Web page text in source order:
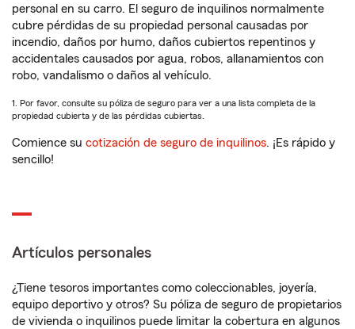
personal en su carro. El seguro de inquilinos normalmente
cubre pérdidas de su propiedad personal causadas por
incendio, daños por humo, daños cubiertos repentinos y
accidentales causados por agua, robos, allanamientos con
robo, vandalismo o daños al vehículo.
1. Por favor, consulte su póliza de seguro para ver a una lista completa de la
propiedad cubierta y de las pérdidas cubiertas.
Comience su cotización de seguro de inquilinos. ¡Es rápido y
sencillo!
Artículos personales
¿Tiene tesoros importantes como coleccionables, joyería,
equipo deportivo y otros? Su póliza de seguro de propietarios
de vivienda o inquilinos puede limitar la cobertura en algunos